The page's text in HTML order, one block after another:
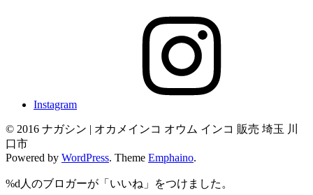
Instagram
© 2016 ナガシン | オカメインコ オウム インコ 販売 埼玉 川
口市
Powered by WordPress. Theme Emphaino.
%d 人のブロガーが「いいね」をつけました。